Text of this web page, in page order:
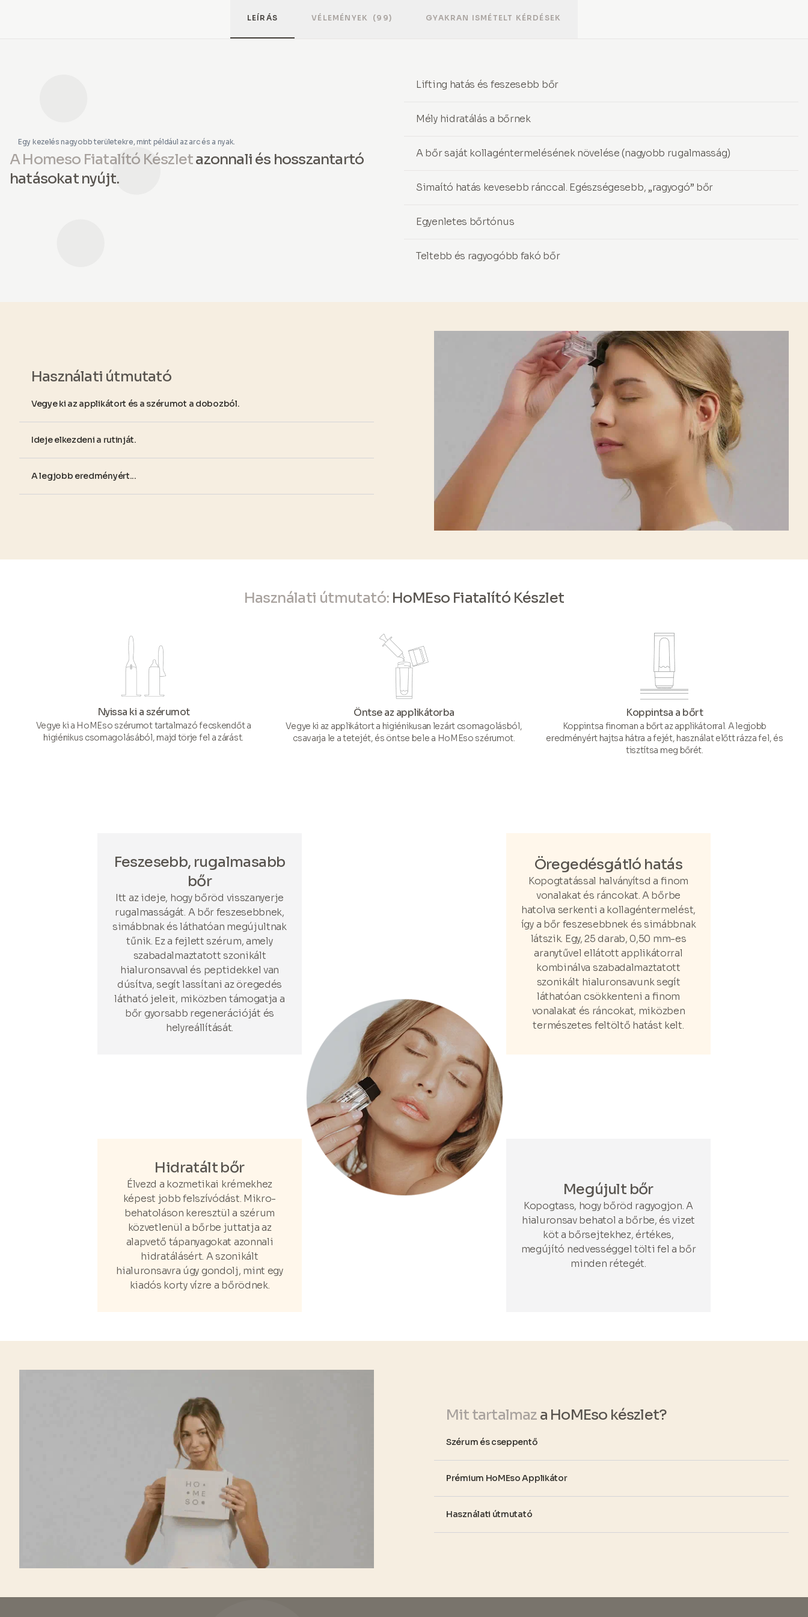
LEÍRÁS VÉLEMÉNYEK (99) GYAKRAN ISMÉTELT KÉRDÉSEK
Egy kezelés nagyobb területekre, mint például az arc és a nyak.
A Homeso Fiatalító Készletazonnali és hosszantartó
hatásokat nyújt.
Lifting hatás és feszesebb bőr
Mély hidratálás a bőrnek
A bőr saját kollagéntermelésének növelése (nagyobb rugalmasság)
Simaító hatás kevesebb ránccal. Egészségesebb, „ragyogó” bőr
Egyenletes bőrtónus
Teltebb és ragyogóbb fakó bőr
Használati útmutató
Vegye ki az applikátort és a szérumot a dobozból.
Ideje elkezdeni a rutinját.
A legjobb eredményért...
Használati útmutató: HoMEso Fiatalító Készlet
Nyissa ki a szérumot
Vegye ki a HoMEso szérumot tartalmazó fecskendőt a
higiénikus csomagolásából, majd törje fel a zárást.
Öntse az applikátorba
Vegye ki az applikátort a higiénikusan lezárt csomagolásból,
csavarja le a tetejét, és öntse bele a HoMEso szérumot.
Koppintsa a bőrt
Koppintsa finoman a bőrt az applikátorral. A legjobb
eredményért hajtsa hátra a fejét, használat előtt rázza fel, és
tisztítsa meg bőrét.
Feszesebb, rugalmasabb
bőr
Itt az ideje, hogy bőröd visszanyerje
rugalmasságát. A bőr feszesebbnek,
simábbnak és láthatóan megújultnak
tűnik. Ez a fejlett szérum, amely
szabadalmaztatott szonikált
hialuronsavval és peptidekkel van
dúsítva, segít lassítani az öregedés
látható jeleit, miközben támogatja a
bőr gyorsabb regenerációját és
helyreállítását.
Öregedésgátló hatás
Kopogtatással halványítsd a finom
vonalakat és ráncokat. A bőrbe
hatolva serkenti a kollagéntermelést,
így a bőr feszesebbnek és simábbnak
látszik. Egy, 25 darab, 0,50 mm-es
aranytűvel ellátott applikátorral
kombinálva szabadalmaztatott
szonikált hialuronsavunk segít
láthatóan csökkenteni a finom
vonalakat és ráncokat, miközben
természetes feltöltő hatást kelt.
Hidratált bőr
Élvezd a kozmetikai krémekhez
képest jobb felszívódást. Mikro-
behatoláson keresztül a szérum
közvetlenül a bőrbe juttatja az
alapvető tápanyagokat azonnali
hidratálásért. A szonikált
hialuronsavra úgy gondolj, mint egy
kiadós korty vízre a bőrödnek.
Megújult bőr
Kopogtass, hogy bőröd ragyogjon. A
hialuronsav behatol a bőrbe, és vizet
köt a bőrsejtekhez, értékes,
megújító nedvességgel tölti fel a bőr
minden rétegét.
Mit tartalmaz a HoMEso készlet?
Szérum és cseppentő
Prémium HoMEso Applikátor
Használati útmutató